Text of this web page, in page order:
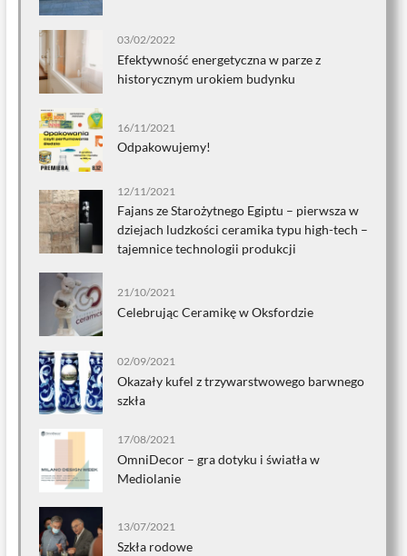
03/02/2022
Efektywność energetyczna w parze z
historycznym urokiem budynku
16/11/2021
Odpakowujemy!
12/11/2021
Fajans ze Starożytnego Egiptu – pierwsza w
dziejach ludzkości ceramika typu high-tech –
tajemnice technologii produkcji
21/10/2021
Celebrując Ceramikę w Oksfordzie
02/09/2021
Okazały kufel z trzywarstwowego barwnego
szkła
17/08/2021
OmniDecor – gra dotyku i światła w
Mediolanie
13/07/2021
Szkła rodowe